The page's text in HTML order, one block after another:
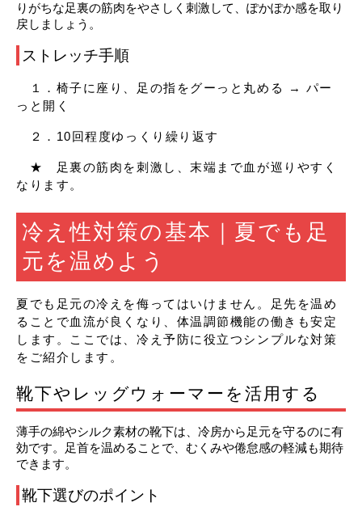
りがちな足裏の筋肉をやさしく刺激して、ぽかぽか感を取り
戻しましょう。
ストレッチ手順
１．椅子に座り、足の指をグーっと丸める → パー
っと開く
２．10回程度ゆっくり繰り返す
★　足裏の筋肉を刺激し、末端まで血が巡りやすく
なります。
冷え性対策の基本｜夏でも足
元を温めよう
夏でも足元の冷えを侮ってはいけません。足先を温め
ることで血流が良くなり、体温調節機能の働きも安定
します。ここでは、冷え予防に役立つシンプルな対策
をご紹介します。
靴下やレッグウォーマーを活用する
薄手の綿やシルク素材の靴下は、冷房から足元を守るのに有
効です。足首を温めることで、むくみや倦怠感の軽減も期待
できます。
靴下選びのポイント